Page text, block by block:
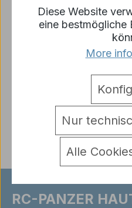
Der Decalsatz
Beschriftungen für den
Bewertungen
RC-PANZER
Diese Website
eine bestmögliche
More
Nur
Alle